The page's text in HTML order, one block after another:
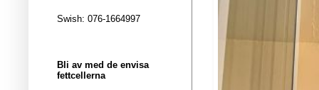
Swish: 076-1664997
Bli av med de envisa
fettcellerna